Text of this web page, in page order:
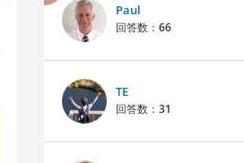
Paul
回答数： 66
TE
回答数： 31